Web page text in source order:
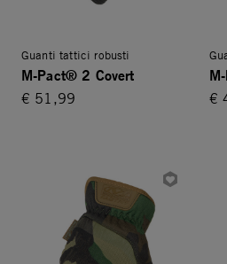
Guanti tattici robusti
M-Pact® 2 Covert
€ 51,99 €